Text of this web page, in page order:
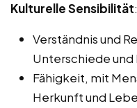
Kulturelle Sensibilität:
Verständnis und
Unterschiede und
Fähigkeit, mit
Herkunft und